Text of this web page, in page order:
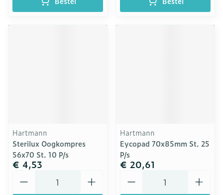
Hartmann
Sterilux Oogkompres
56x70 St. 10 P/s
€ 4,53
Hartmann
Eycopad 70x85mm St. 25
P/s
€ 20,61